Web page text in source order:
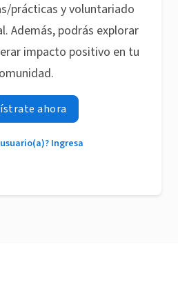
prácticas y voluntariado
Además, podrás explorar
impacto positivo en tu
ahora
usuario(a)? Ingresa